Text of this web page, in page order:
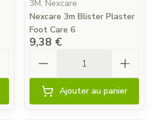
3M, Nexcare
Nexcare 3m Blister Plaster
Foot Care 6
9,38 €
Ajouter au panier